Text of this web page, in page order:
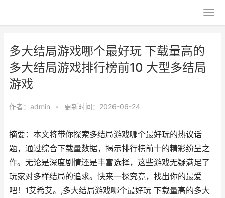
多大结局游戏哪个最好玩 下载量高的
多大结局游戏排行榜前10 大型多结局
游戏
作者： admin • 更新时间：2026-06-24
摘要：本文将带你探索多结局游戏哪个最好玩的热议话
题，通过综合下载量数据，揭示排行榜前十的精彩纷呈之
作。无论是深度剧情还是丰富选择，这些游戏无疑满足了
玩家对多样结局的追求。快来一探究竟，找出你的最爱
吧！1艾希艾。,多大结局游戏哪个最好玩 下载量高的多大